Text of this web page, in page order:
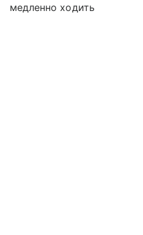
медленно ходить